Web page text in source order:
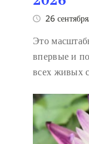
26
Это
впервые и
всех живых